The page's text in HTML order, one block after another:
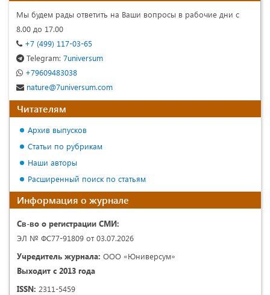
Мы будем рады ответить на Ваши вопросы в рабочие дни с
8.00 до 17.00
+7 (499) 117-03-65
Telegram: 7universum
+79609483038
nature@7universum.com
Читателям
Архив выпусков
Статьи по рубрикам
Наши авторы
Расширенный поиск по статьям
Информация о журнале
Св-во о регистрации СМИ:
ЭЛ № ФС77-91809 от 03.07.2026
Учредитель журнала: ООО «Юниверсум»
Выходит с 2013 года
ISSN: 2311-5459